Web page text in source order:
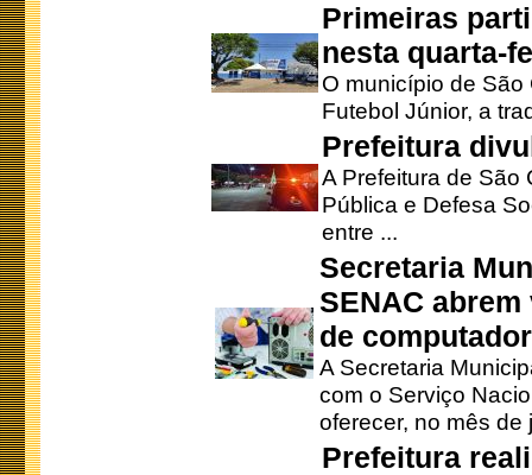
Primeiras
nesta quarta-
O município de
Futebol Júnior, a
Prefeitura
A Prefeitura de São
Pública e Defesa
entre ...
Secretaria
SENAC
de
A Secretaria
com o Serviço
oferecer, no mês de
Prefeitura